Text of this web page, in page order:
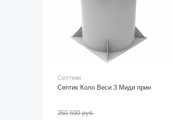
Септики
Септик Коло Веси 3 Миди прин
260 590 руб.